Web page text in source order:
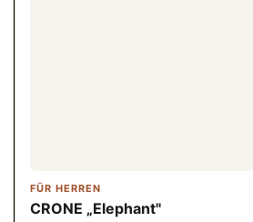
FÜR HERREN
CRONE „Elephant"